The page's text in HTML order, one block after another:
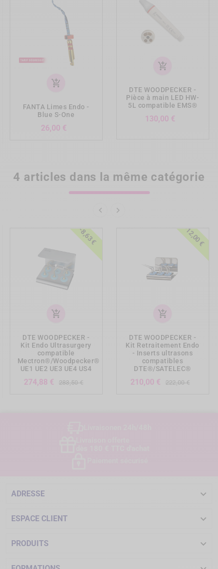
add_shopping_cart
FANTA Limes Endo -
Blue S-One
26,00 €
add_shopping_cart
DTE WOODPECKER -
Pièce à main LED HW-
5L compatible EMS®
130,00 €
4 articles dans la même catégorie
 
add_shopping_cart
-8,63 €
DTE WOODPECKER -
Kit Endo Ultrasurgery
compatible
Mectron®/Woodpecker®
UE1 UE2 UE3 UE4 US4
274,88 € 283,50 €
add_shopping_cart
-12,00 €
DTE WOODPECKER -
Kit Retraitement Endo
- Inserts ultrasons
compatibles
DTE®/SATELEC®
210,00 € 222,00 €
ADRESSE 
ESPACE CLIENT 
PRODUITS 